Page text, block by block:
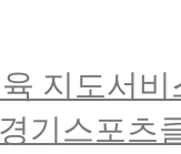
지도서비
경기스포츠